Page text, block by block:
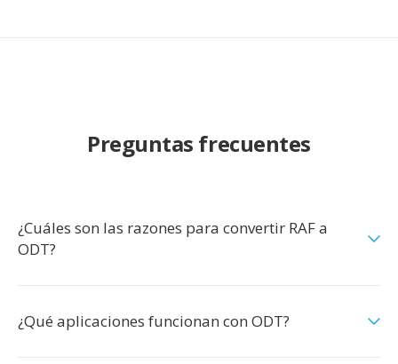
Preguntas frecuentes
¿Cuáles son las razones para convertir RAF a
ODT?
¿Qué aplicaciones funcionan con ODT?